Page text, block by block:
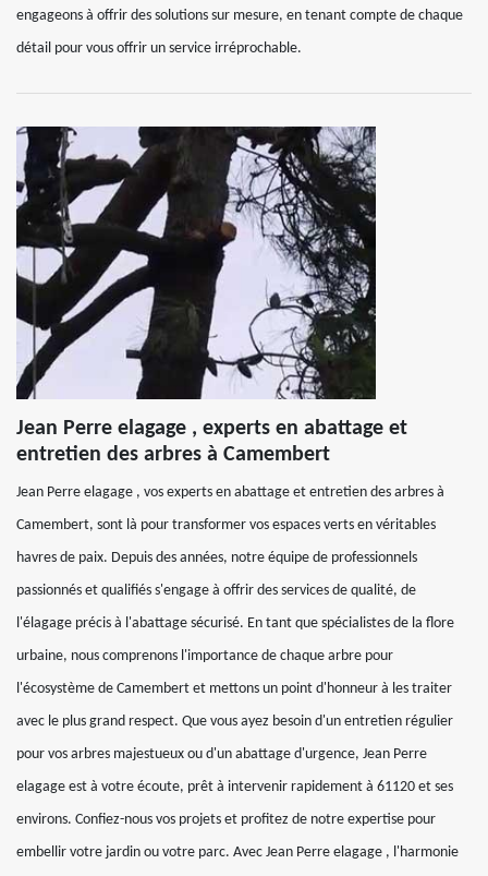
engageons à offrir des solutions sur mesure, en tenant compte de chaque
détail pour vous offrir un service irréprochable.
Jean Perre elagage , experts en abattage et
entretien des arbres à Camembert
Jean Perre elagage , vos experts en abattage et entretien des arbres à
Camembert, sont là pour transformer vos espaces verts en véritables
havres de paix. Depuis des années, notre équipe de professionnels
passionnés et qualifiés s'engage à offrir des services de qualité, de
l'élagage précis à l'abattage sécurisé. En tant que spécialistes de la flore
urbaine, nous comprenons l'importance de chaque arbre pour
l'écosystème de Camembert et mettons un point d'honneur à les traiter
avec le plus grand respect. Que vous ayez besoin d'un entretien régulier
pour vos arbres majestueux ou d'un abattage d'urgence, Jean Perre
elagage est à votre écoute, prêt à intervenir rapidement à 61120 et ses
environs. Confiez-nous vos projets et profitez de notre expertise pour
embellir votre jardin ou votre parc. Avec Jean Perre elagage , l'harmonie